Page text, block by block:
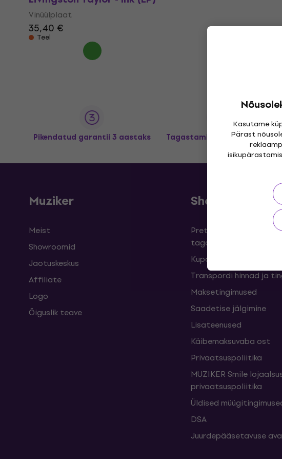
Kasutame
Pärast
Vinüülplaat
35,40 €
Teel
Pikendatud garantii 3 aastaks Tagastamine kuni 30 päeva
Muziker
Meist
Showroomid
Jaotuskeskus
Affiliate
Logo
Õiguslik teave
Shopping
Pretensioonid ja
taganemised
Kupongid
Transpordi hinnad ja
Maksetingimused
Saadetise jälgimine
Lisateenused
Käibemaksuvaba ost
Privaatsuspoliitika
MUZIKER Smile
privaatsuspoliitika
Üldised
DSA
Juurdepääsetavuse